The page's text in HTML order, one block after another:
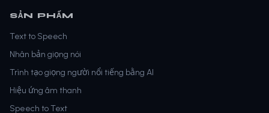
SẢN PHẨM
Text to Speech
Nhân bản giọng nói
Trình tạo giọng người nổi tiếng bằng AI
Hiệu ứng âm thanh
Speech to Text